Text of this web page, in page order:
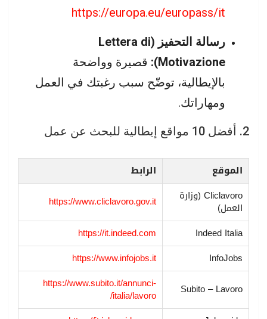
https://europa.eu/europass/it
رسالة التحفيز (Lettera di
Motivazione):
قصيرة وواضحة
بالإيطالية، توضّح سبب رغبتك في العمل
ومهاراتك.
2. أفضل 10 مواقع إيطالية للبحث عن عمل
الموقع
الرابط
Cliclavoro (وزارة
العمل)
https://www.cliclavoro.gov.it
Indeed Italia
https://it.indeed.com
InfoJobs
https://www.infojobs.it
Subito – Lavoro
https://www.subito.it/annunci-
italia/lavoro/